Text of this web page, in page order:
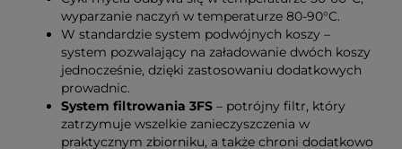
wyparzanie naczyń w temperaturze 80-90°C.
W standardzie system podwójnych koszy –
system pozwalający na załadowanie dwóch koszy
jednocześnie, dzięki zastosowaniu dodatkowych
prowadnic.
System filtrowania 3FS – potrójny filtr, który
zatrzymuje wszelkie zanieczyszczenia w
praktycznym zbiorniku, a także chroni dodatkowo